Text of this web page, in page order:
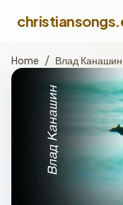
Home / Влад Канашин